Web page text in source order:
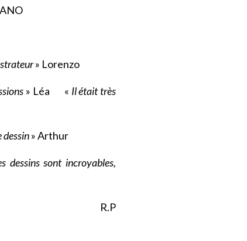
» Lorenzo
» Léa « Il était très
dessin» Arthur
dessins sont incroyables,
R.P